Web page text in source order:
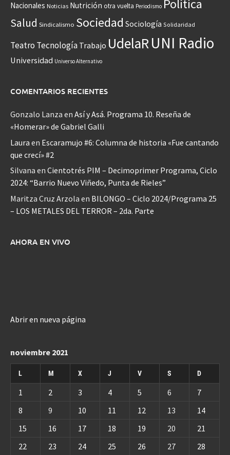
Nacionales Noticias Nutrición otra vuelta Periodismo Política
Salud Sindicalismo Sociedad Sociología Solidaridad
Teatro Tecnología Trabajo UdelaRUNI Radio
Universidad Universo Alternativo
COMENTARIOS RECIENTES
Gonzalo Lanza en Así y Asá. Programa 10. Reseña de
«Homerar» de Gabriel Galli
Laura en Escaramujo #6: Columna de historia «Fue cantando
que crecí» #2
Silvana en Cientotrés PIM – Decimoprimer Programa, Ciclo
2024: “Barrio Nuevo Viñedo, Punta de Rieles”
Maritza Cruz Arzola en BILONGO – Ciclo 2024/Programa 25
– LOS METALES DEL TERROR – 2da. Parte
AHORA EN VIVO
Abrir en nueva página
noviembre 2021
L M X J V S D
1 2 3 4 5 6
7
8
9 10 11 12 13
14
15
16 17 18 19 20
21
22
23 24 25 26 27 28